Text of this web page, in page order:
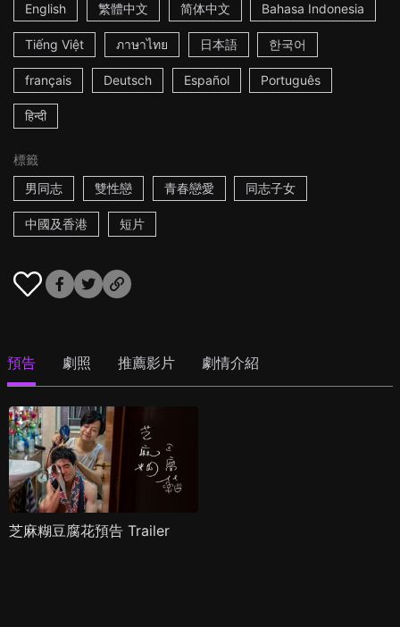
English
繁體中文 简体中文 Bahasa Indonesia
Tiếng Việt ภาษาไทย 日本語 한국어
français Deutsch Español Português
हिन्दी
標籤
男同志
雙性戀 青春戀愛 同志子女
中國及香港 短片
預告 劇照 推薦影片 劇情介紹
芝麻糊豆腐花預告 Trailer